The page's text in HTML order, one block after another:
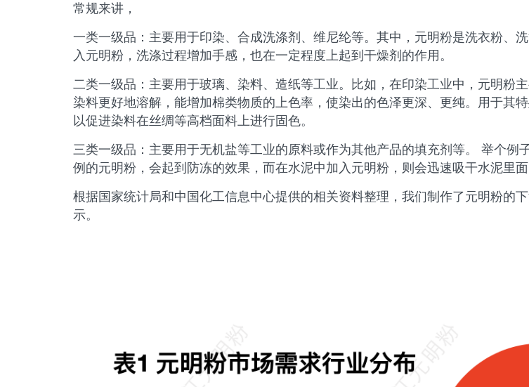
常规来讲，
一类一级品：主要用于印染、合成洗涤剂、维尼纶等。其中，元明粉是洗衣粉、
入元明粉，洗涤过程增加手感，也在一定程度上起到干燥剂的作用。
二类一级品：主要用于玻璃、染料、造纸等工业。比如，在印染工业中，元明粉
染料更好地溶解，能增加棉类物质的上色率，使染出的色泽更深、更纯。用于其
以促进染料在丝绸等高档面料上进行固色。
三类一级品：主要用于无机盐等工业的原料或作为其他产品的填充剂等。 举个例
例的元明粉，会起到防冻的效果，而在水泥中加入元明粉，则会迅速吸干水泥里面
根据国家统计局和中国化工信息中心提供的相关资料整理，我们制作了元明粉的
示。